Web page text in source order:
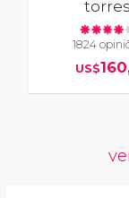
torres
1824
US$